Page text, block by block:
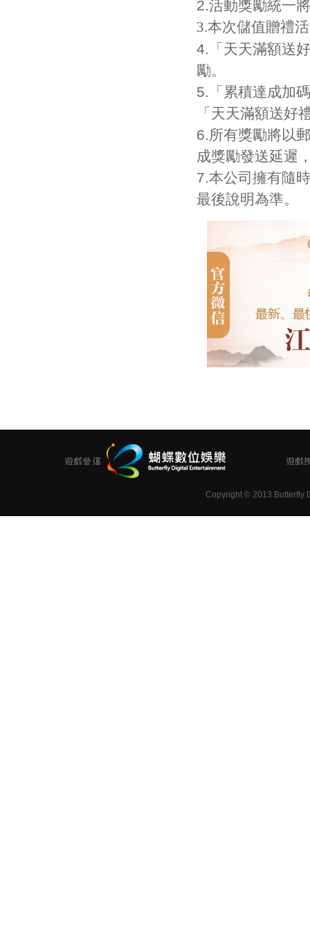
2.活動獎勵統一
3.本次儲值贈禮
4.「天天滿額送
勵。
5.「累積達成加
「天天滿額送好
6.所有獎勵將以
成獎勵發送延遲
7.本公司擁有隨
最後說明為準。
Copyright © 2013 Butterfly